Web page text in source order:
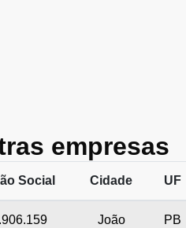
empresas
Social Cidade UF
João
PB